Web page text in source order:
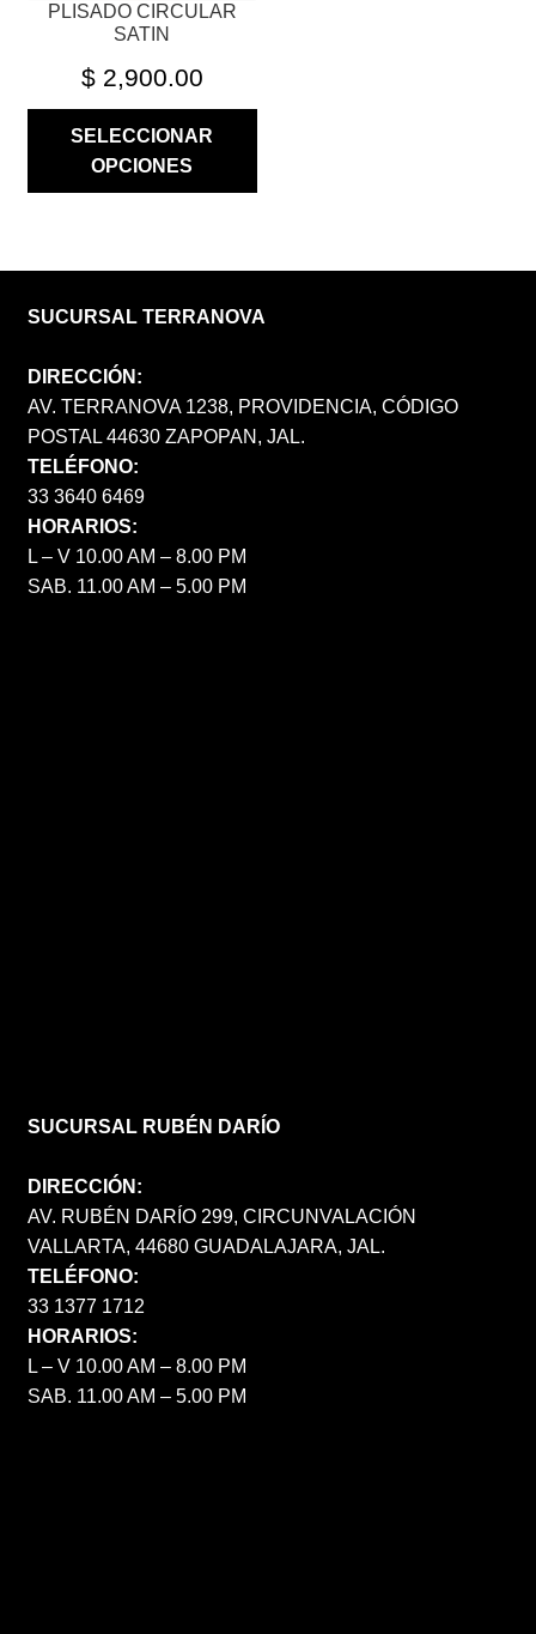
PLISADO CIRCULAR
SATIN
$2,900.00
SELECCIONAR
OPCIONES
DE
SUCURSAL TERRANOVA
DIRECCIÓN:
AV. TERRANOVA 1238, PROVIDENCIA, CÓDIGO
POSTAL 44630 ZAPOPAN, JAL.
TELÉFONO:
33 3640 6469
HORARIOS:
L – V 10.00 AM – 8.00 PM
SAB. 11.00 AM – 5.00 PM
SUCURSAL RUBÉN DARÍO
DIRECCIÓN:
AV. RUBÉN DARÍO 299, CIRCUNVALACIÓN
VALLARTA, 44680 GUADALAJARA, JAL.
TELÉFONO:
33 1377 1712
HORARIOS:
L – V 10.00 AM – 8.00 PM
SAB. 11.00 AM – 5.00 PM